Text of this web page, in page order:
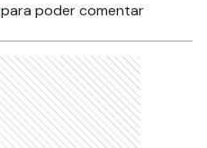
para poder comentar